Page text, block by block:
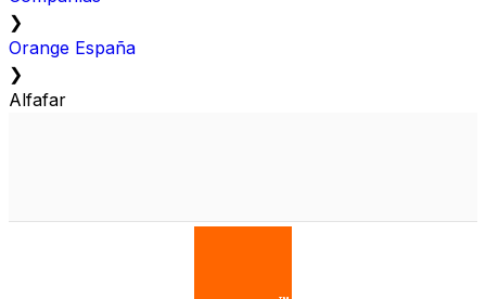
❯
Orange España
❯
Alfafar